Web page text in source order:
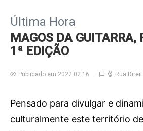
Última Hora
MAGOS DA
1ª EDIÇÃO
Publicado em 2022.02.16 Rua
Pensado para divulgar e
culturalmente este território